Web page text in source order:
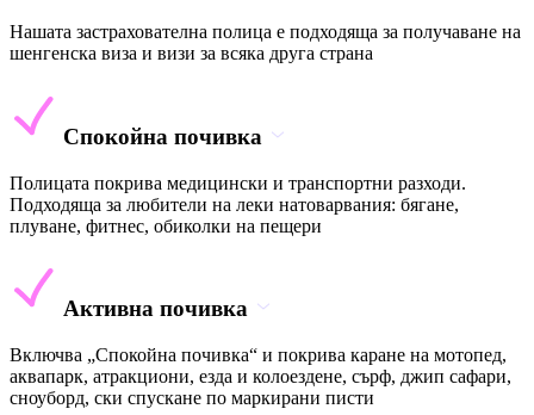
Нашата застрахователна полица е подходяща за получаване на
шенгенска виза и визи за всяка друга страна
Спокойна почивка
Полицата покрива медицински и транспортни разходи.
Подходяща за любители на леки натоварвания: бягане,
плуване, фитнес, обиколки на пещери
Активна почивка
Включва „Спокойна почивка“ и покрива каране на мотопед,
аквапарк, атракциони, езда и колоездене, сърф, джип сафари,
сноуборд, ски спускане по маркирани писти